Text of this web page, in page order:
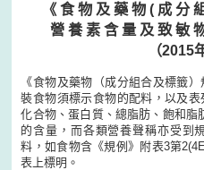
《 食 物 及 藥 物 ( 成 分
營 養 素 含 量 及 致 敏
（2015
《食物及藥物（成分組合及標籤
裝食物須標示食物的配料，以及
化合物、蛋白質、總脂肪、飽和脂
的含量，而各類營養聲稱亦受到
料，如食物含《規例》附表3第
表上標明。